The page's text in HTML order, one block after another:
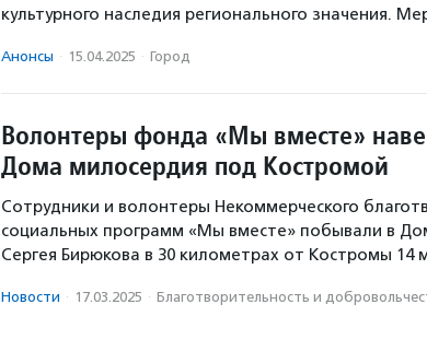
культурного наследия регионального значения.
Анонсы · 15.04.2025 · Город
Волонтеры фонда «Мы вместе»
Дома милосердия под Костромой
Сотрудники и волонтеры Некоммерческого
социальных программ «Мы вместе» побывали в
Сергея Бирюкова в 30 километрах от Костромы 14
Новости · 17.03.2025 · Благотвори­тель­ность и